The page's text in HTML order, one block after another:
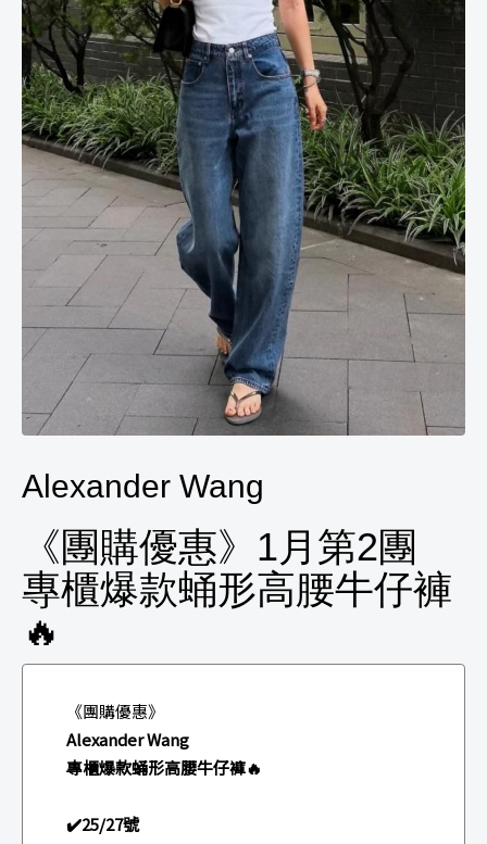
Alexander Wang
《團購優惠》1月第2團
專櫃爆款蛹形高腰牛仔褲
🔥
《團購優惠》
Alexander Wang
專櫃爆款蛹形高腰牛仔褲🔥
✔️25/27號